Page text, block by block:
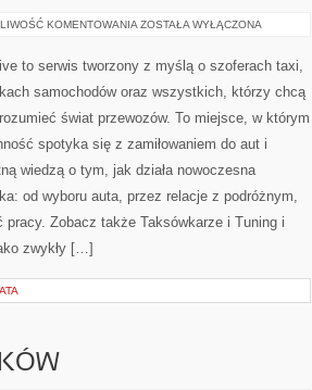
KOMENTOWANIA PORADNIKI
ZOSTAŁA WYŁĄCZONA
to serwis tworzony z myślą o szoferach taxi,
samochodów oraz wszystkich, którzy chcą
świat przewozów. To miejsce, w którym
spotyka się z zamiłowaniem do aut i
wiedzą o tym, jak działa nowoczesna
od wyboru auta, przez relacje z podróżnym,
Zobacz także Taksówkarze i Tuning i
zwykły […]